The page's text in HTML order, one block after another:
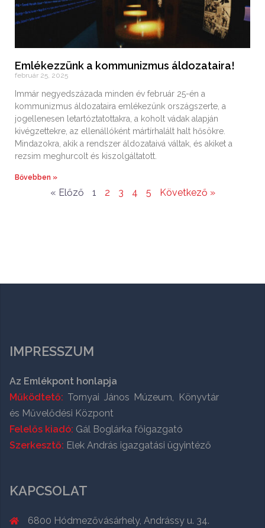
Emlékezzünk a kommunizmus áldozataira!
február 25, 2025
Immár negyedszázada minden év február 25-én a
kommunizmus áldozataira emlékezünk országszerte, a
jogellenesen letartóztatottakra, a koholt vádak alapján
kivégzettekre, az ellenállóként mártírhalált halt hősökre.
Mindazokra, akik a rendszer áldozataivá váltak, és akiket a
rezsim meghurcolt és kiszolgáltatott.
Bővebben »
« Előző 1 2 3 4 5 Következő »
IMPRESSZUM
Az Emlékpont honlapja
Működtető: Tornyai János Múzeum, Könyvtár
és Művelődési Központ
Felelős kiadó: Gál Boglárka főigazgató
Szerkesztő: Elek András igazgatási ügyintéző
KAPCSOLAT
6800 Hódmezővásárhely, Andrássy u. 34.